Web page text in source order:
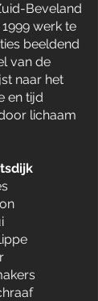
Beveland
werk te
beeldend
van de
naar het
en tijd
lichaam